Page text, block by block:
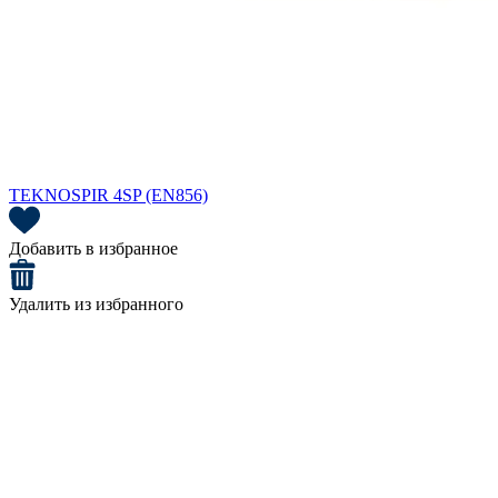
TEKNOSPIR 4SP (EN856)
Добавить в избранное
Удалить из избранного